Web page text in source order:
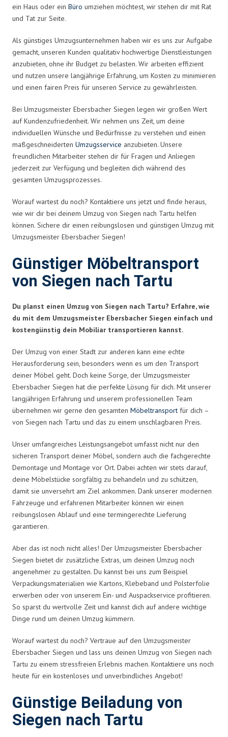
ein Haus oder ein Büro umziehen möchtest, wir stehen dir mit Rat
und Tat zur Seite.
Als günstiges Umzugsunternehmen haben wir es uns zur Aufgabe
gemacht, unseren Kunden qualitativ hochwertige Dienstleistungen
anzubieten, ohne ihr Budget zu belasten. Wir arbeiten effizient
und nutzen unsere langjährige Erfahrung, um Kosten zu minimieren
und einen fairen Preis für unseren Service zu gewährleisten.
Bei Umzugsmeister Ebersbacher Siegen legen wir großen Wert
auf Kundenzufriedenheit. Wir nehmen uns Zeit, um deine
individuellen Wünsche und Bedürfnisse zu verstehen und einen
maßgeschneiderten Umzugsservice anzubieten. Unsere
freundlichen Mitarbeiter stehen dir für Fragen und Anliegen
jederzeit zur Verfügung und begleiten dich während des
gesamten Umzugsprozesses.
Worauf wartest du noch? Kontaktiere uns jetzt und finde heraus,
wie wir dir bei deinem Umzug von Siegen nach Tartu helfen
können. Sichere dir einen reibungslosen und günstigen Umzug mit
Umzugsmeister Ebersbacher Siegen!
Günstiger Möbeltransport
von Siegen nach Tartu
Du planst einen Umzug von Siegen nach Tartu? Erfahre, wie
du mit dem Umzugsmeister Ebersbacher Siegen einfach und
kostengünstig dein Mobiliar transportieren kannst.
Der Umzug von einer Stadt zur anderen kann eine echte
Herausforderung sein, besonders wenn es um den Transport
deiner Möbel geht. Doch keine Sorge, der Umzugsmeister
Ebersbacher Siegen hat die perfekte Lösung für dich. Mit unserer
langjährigen Erfahrung und unserem professionellen Team
übernehmen wir gerne den gesamten Möbeltransport für dich –
von Siegen nach Tartu und das zu einem unschlagbaren Preis.
Unser umfangreiches Leistungsangebot umfasst nicht nur den
sicheren Transport deiner Möbel, sondern auch die fachgerechte
Demontage und Montage vor Ort. Dabei achten wir stets darauf,
deine Möbelstücke sorgfältig zu behandeln und zu schützen,
damit sie unversehrt am Ziel ankommen. Dank unserer modernen
Fahrzeuge und erfahrenen Mitarbeiter können wir einen
reibungslosen Ablauf und eine termingerechte Lieferung
garantieren.
Aber das ist noch nicht alles! Der Umzugsmeister Ebersbacher
Siegen bietet dir zusätzliche Extras, um deinen Umzug noch
angenehmer zu gestalten. Du kannst bei uns zum Beispiel
Verpackungsmaterialien wie Kartons, Klebeband und Polsterfolie
erwerben oder von unserem Ein- und Auspackservice profitieren.
So sparst du wertvolle Zeit und kannst dich auf andere wichtige
Dinge rund um deinen Umzug kümmern.
Worauf wartest du noch? Vertraue auf den Umzugsmeister
Ebersbacher Siegen und lass uns deinen Umzug von Siegen nach
Tartu zu einem stressfreien Erlebnis machen. Kontaktiere uns noch
heute für ein kostenloses und unverbindliches Angebot!
Günstige Beiladung von
Siegen nach Tartu